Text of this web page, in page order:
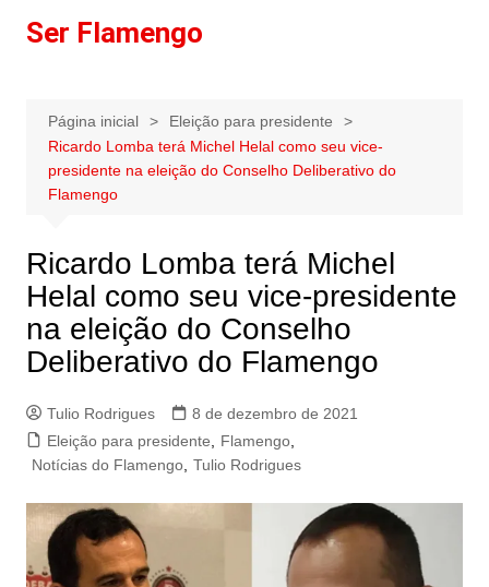
paraSer Flamengo
Página inicial
Eleição para presidente
Ricardo Lomba terá Michel Helal como seu vice-
presidente na eleição do Conselho Deliberativo do
Flamengo
Ricardo Lomba terá Michel
Helal como seu vice-presidente
na eleição do Conselho
Deliberativo do Flamengo
Tulio Rodrigues
8 de dezembro de 2021
Eleição para presidente
Flamengo,
Notícias do Flamengo, Tulio Rodrigues